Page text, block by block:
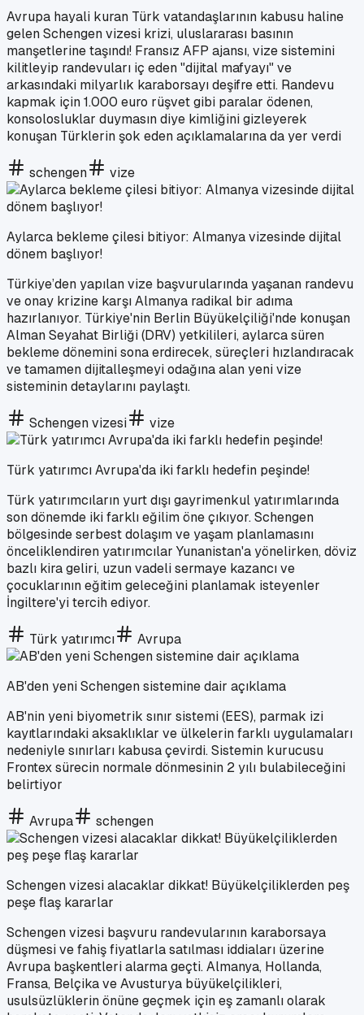
Avrupa hayali kuran Türk vatandaşlarının kabusu haline
gelen Schengen vizesi krizi, uluslararası basının
manşetlerine taşındı! Fransız AFP ajansı, vize sistemini
kilitleyip randevuları iç eden "dijital mafyayı" ve
arkasındaki milyarlık karaborsayı deşifre etti. Randevu
kapmak için 1.000 euro rüşvet gibi paralar ödenen,
konsolosluklar duymasın diye kimliğini gizleyerek
konuşan Türklerin şok eden açıklamalarına da yer verdi
schengen vize
Aylarca bekleme çilesi bitiyor: Almanya vizesinde dijital
dönem başlıyor!
Türkiye’den yapılan vize başvurularında yaşanan randevu
ve onay krizine karşı Almanya radikal bir adıma
hazırlanıyor. Türkiye'nin Berlin Büyükelçiliği'nde konuşan
Alman Seyahat Birliği (DRV) yetkilileri, aylarca süren
bekleme dönemini sona erdirecek, süreçleri hızlandıracak
ve tamamen dijitalleşmeyi odağına alan yeni vize
sisteminin detaylarını paylaştı.
Schengen vizesi vize
Türk yatırımcı Avrupa'da iki farklı hedefin peşinde!
Türk yatırımcıların yurt dışı gayrimenkul yatırımlarında
son dönemde iki farklı eğilim öne çıkıyor. Schengen
bölgesinde serbest dolaşım ve yaşam planlamasını
önceliklendiren yatırımcılar Yunanistan'a yönelirken, döviz
bazlı kira geliri, uzun vadeli sermaye kazancı ve
çocuklarının eğitim geleceğini planlamak isteyenler
İngiltere'yi tercih ediyor.
Türk yatırımcı Avrupa
AB'den yeni Schengen sistemine dair açıklama
AB'nin yeni biyometrik sınır sistemi (EES), parmak izi
kayıtlarındaki aksaklıklar ve ülkelerin farklı uygulamaları
nedeniyle sınırları kabusa çevirdi. Sistemin kurucusu
Frontex sürecin normale dönmesinin 2 yılı bulabileceğini
belirtiyor
Avrupa schengen
Schengen vizesi alacaklar dikkat! Büyükelçiliklerden peş
peşe flaş kararlar
Schengen vizesi başvuru randevularının karaborsaya
düşmesi ve fahiş fiyatlarla satılması iddiaları üzerine
Avrupa başkentleri alarma geçti. Almanya, Hollanda,
Fransa, Belçika ve Avusturya büyükelçilikleri,
usulsüzlüklerin önüne geçmek için eş zamanlı olarak